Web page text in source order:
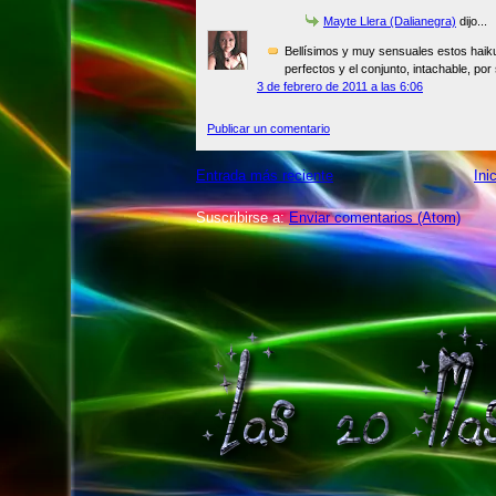
Mayte Llera (Dalianegra) dijo...
Bellísimos y muy sensuales estos
perfectos y el conjunto, intachable,
3 de febrero de 2011 a las 6:06
Publicar un comentario
Entrada más reciente
Suscribirse a:Enviar comentarios (Atom)